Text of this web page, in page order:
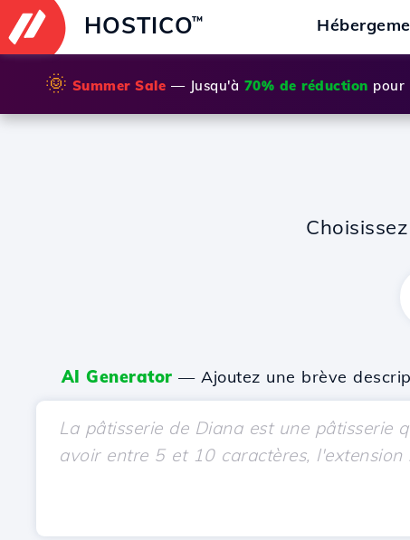
HOSTICO™
🌞 Summer Sale — Jusqu'à 70% de réduction pour
AI Generator — Ajoutez une brève